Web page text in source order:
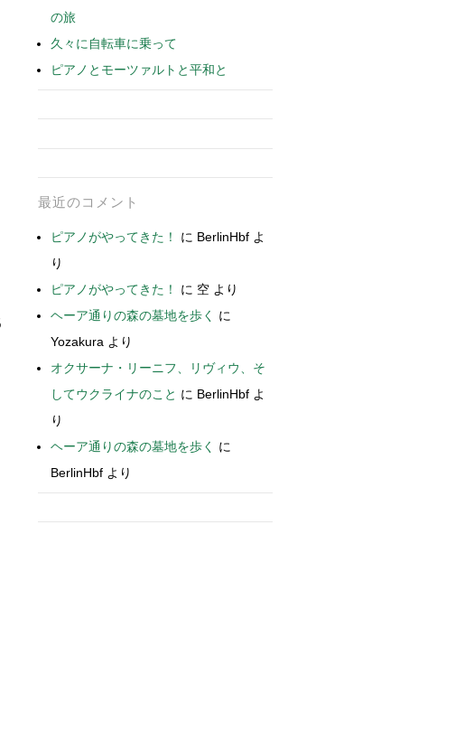
の旅
久々に自転車に乗って
ピアノとモーツァルトと平和と
最近のコメント
ピアノがやってきた！ に BerlinHbf よ
り
ピアノがやってきた！
に 空 より
ヘーア通りの森の墓地を歩く
に
Yozakura より
オクサーナ・リーニフ、リヴィウ、そ
してウクライナのこと に BerlinHbf よ
り
ヘーア通りの森の墓地を歩く
に
BerlinHbf より